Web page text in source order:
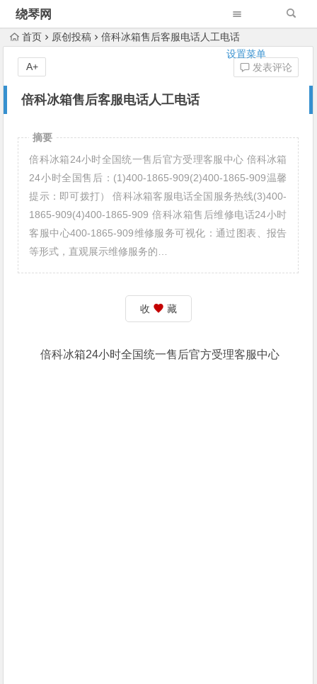
绕琴网
设置菜单
首页 原创投稿 倍科冰箱售后客服电话人工电话
倍科冰箱售后客服电话人工电话
发表评论
A+
摘要
倍科冰箱24小时全国统一售后官方受理客服中心 倍科冰箱
24小时全国售后：(1)400-1865-909(2)400-1865-909温馨
提示：即可拨打） 倍科冰箱客服电话全国服务热线(3)400-
1865-909(4)400-1865-909 倍科冰箱售后维修电话24小时
客服中心400-1865-909维修服务可视化：通过图表、报告
等形式，直观展示维修服务的…
收 藏
倍科冰箱24小时全国统一售后官方受理客服中心